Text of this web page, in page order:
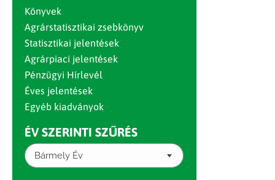
Könyvek
Agrárstatisztikai zsebkönyv
Statisztikai jelentések
Agrárpiaci jelentések
Pénzügyi Hírlevél
Éves jelentések
Egyéb kiadványok
ÉV SZERINTI SZŰRÉS
Bármely Év